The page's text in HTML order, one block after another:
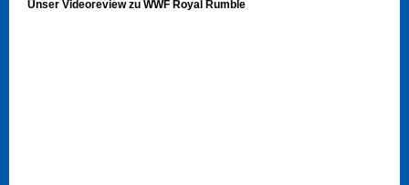
Unser Videoreview zu WWF Royal Rumble